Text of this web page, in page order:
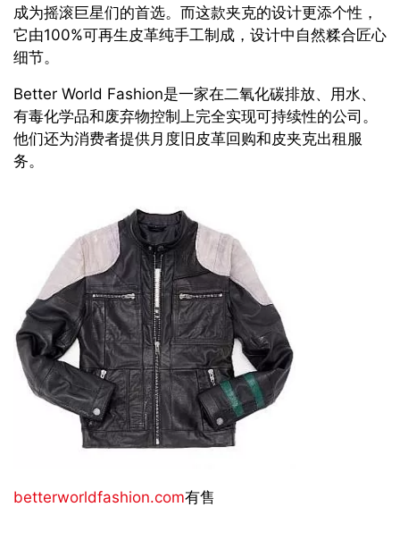
成为摇滚巨星们的首选。而这款夹克的设计更添个性，
它由100%可再生皮革纯手工制成，设计中自然糅合匠心
细节。
Better World Fashion是一家在二氧化碳排放、用水、
有毒化学品和废弃物控制上完全实现可持续性的公司。
他们还为消费者提供月度旧皮革回购和皮夹克出租服
务。
betterworldfashion.com有售